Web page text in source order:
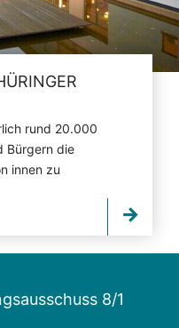
rund 20.000
Bürgern die
innen zu
8/1